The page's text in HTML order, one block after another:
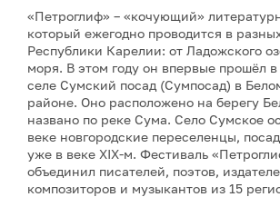
«Петроглиф» – «кочующий»
который ежегодно проводится в
Республики Карелии: от Ладожского
моря. В этом году он впервые прошёл
селе Сумский посад (Сумпосад) в
районе. Оно расположено на берегу
названо по реке Сума. Село Сумское
веке новгородские переселенцы,
уже в веке XIX-м. Фестиваль
объединил писателей, поэтов,
композиторов и музыкантов из 15